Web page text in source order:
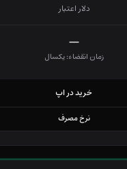
دلار اعتبار
—
زمان انقضاء: یکسال
خرید در اپ
نرخ مصرف